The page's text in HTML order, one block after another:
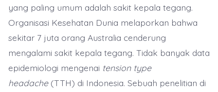
yang paling umum adalah sakit kepala tegang.
Organisasi Kesehatan Dunia melaporkan bahwa
sekitar 7 juta orang Australia cenderung
mengalami sakit kepala tegang. Tidak banyak data
epidemiologi mengenai tension type
headache (TTH) di Indonesia. Sebuah penelitian di